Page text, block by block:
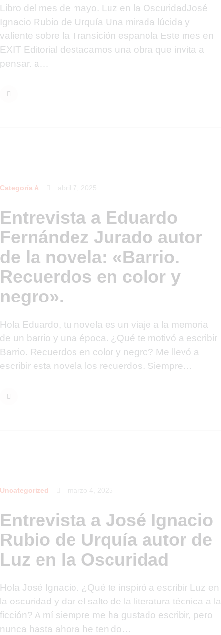
Libro del mes de mayo. Luz en la OscuridadJosé
Ignacio Rubio de Urquía Una mirada lúcida y
valiente sobre la Transición española Este mes en
EXIT Editorial destacamos una obra que invita a
pensar, a…
Categoría A abril 7, 2025
Entrevista a Eduardo
Fernández Jurado autor
de la novela: «Barrio.
Recuerdos en color y
negro».
Hola Eduardo, tu novela es un viaje a la memoria
de un barrio y una época. ¿Qué te motivó a escribir
Barrio. Recuerdos en color y negro? Me llevó a
escribir esta novela los recuerdos. Siempre…
Uncategorized marzo 4, 2025
Entrevista a José Ignacio
Rubio de Urquía autor de
Luz en la Oscuridad
Hola José Ignacio. ¿Qué te inspiró a escribir Luz en
la oscuridad y dar el salto de la literatura técnica a la
ficción? A mí siempre me ha gustado escribir, pero
nunca hasta ahora he tenido…